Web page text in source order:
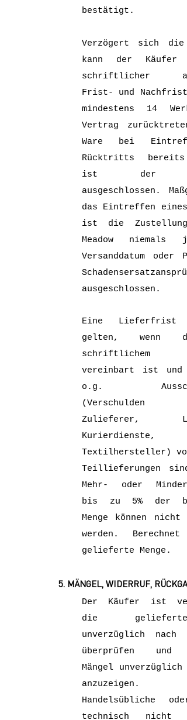
bestätigt.
Verzögert sich die
kann der Käufer
schriftlicher
Frist- und
mindestens 14
Vertrag
Ware bei
Rücktritts bereits
ist der
ausgeschlossen.
das Eintreffen
ist die
Meadow niemals
Versanddatum oder
ausgeschlossen.
Eine Lieferfrist
gelten, wenn
schriftlichem
vereinbart ist und
o.g.
(Verschulden
Zulieferer,
Kurierdienste,
Textilhersteller)
Teillieferungen
Mehr- oder
bis zu 5% der
Menge können nicht
werden.
gelieferte Menge.
5. MÄNGEL, WIDERRUF,
Der Käufer ist
die
unverzüglich nach
überprüfen und
Mängel
anzuzeigen.
Handelsübliche
technisch nicht